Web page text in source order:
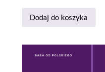
Dodaj do koszyka